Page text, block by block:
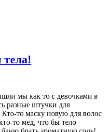
тела!
мы как то с девочками в
разные штучки для
то маску новую для волос
то мед, что бы тело